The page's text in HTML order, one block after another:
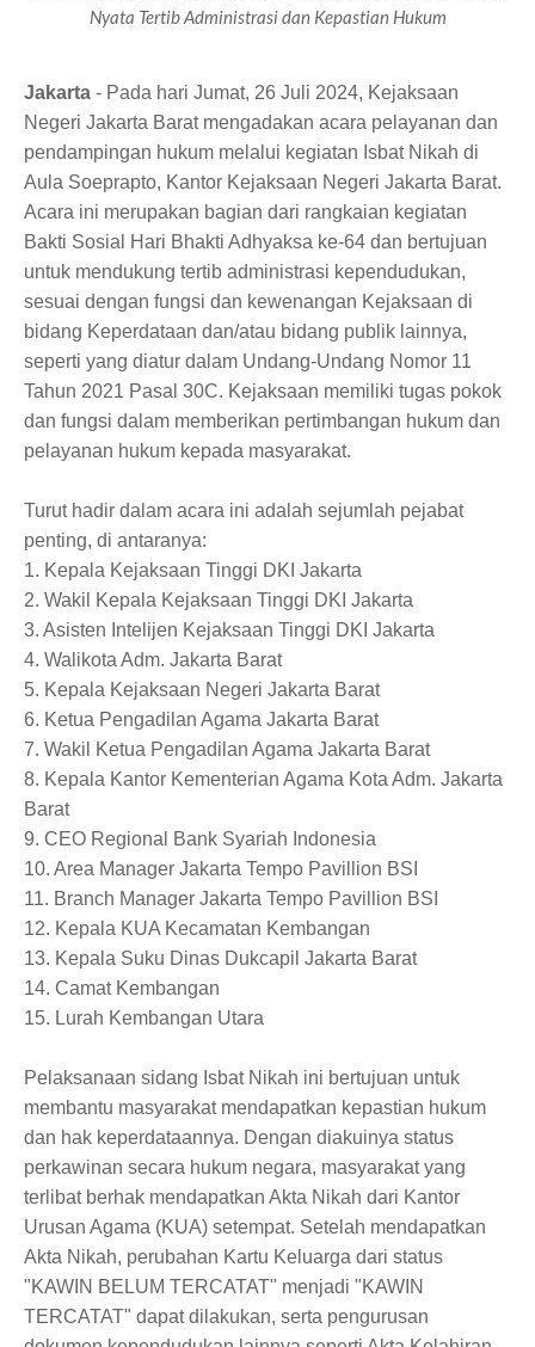
Nyata Tertib Administrasi dan Kepastian Hukum
Jakarta - Pada hari Jumat, 26 Juli 2024, Kejaksaan
Negeri Jakarta Barat mengadakan acara pelayanan dan
pendampingan hukum melalui kegiatan Isbat Nikah di
Aula Soeprapto, Kantor Kejaksaan Negeri Jakarta Barat.
Acara ini merupakan bagian dari rangkaian kegiatan
Bakti Sosial Hari Bhakti Adhyaksa ke-64 dan bertujuan
untuk mendukung tertib administrasi kependudukan,
sesuai dengan fungsi dan kewenangan Kejaksaan di
bidang Keperdataan dan/atau bidang publik lainnya,
seperti yang diatur dalam Undang-Undang Nomor 11
Tahun 2021 Pasal 30C. Kejaksaan memiliki tugas pokok
dan fungsi dalam memberikan pertimbangan hukum dan
pelayanan hukum kepada masyarakat.
Turut hadir dalam acara ini adalah sejumlah pejabat
penting, di antaranya:
1. Kepala Kejaksaan Tinggi DKI Jakarta
2. Wakil Kepala Kejaksaan Tinggi DKI Jakarta
3. Asisten Intelijen Kejaksaan Tinggi DKI Jakarta
4. Walikota Adm. Jakarta Barat
5. Kepala Kejaksaan Negeri Jakarta Barat
6. Ketua Pengadilan Agama Jakarta Barat
7. Wakil Ketua Pengadilan Agama Jakarta Barat
8. Kepala Kantor Kementerian Agama Kota Adm. Jakarta
Barat
9. CEO Regional Bank Syariah Indonesia
10. Area Manager Jakarta Tempo Pavillion BSI
11. Branch Manager Jakarta Tempo Pavillion BSI
12. Kepala KUA Kecamatan Kembangan
13. Kepala Suku Dinas Dukcapil Jakarta Barat
14. Camat Kembangan
15. Lurah Kembangan Utara
Pelaksanaan sidang Isbat Nikah ini bertujuan untuk
membantu masyarakat mendapatkan kepastian hukum
dan hak keperdataannya. Dengan diakuinya status
perkawinan secara hukum negara, masyarakat yang
terlibat berhak mendapatkan Akta Nikah dari Kantor
Urusan Agama (KUA) setempat. Setelah mendapatkan
Akta Nikah, perubahan Kartu Keluarga dari status
"KAWIN BELUM TERCATAT" menjadi "KAWIN
TERCATAT" dapat dilakukan, serta pengurusan